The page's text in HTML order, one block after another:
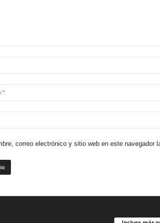
correo electrónico y sitio web en este navegador